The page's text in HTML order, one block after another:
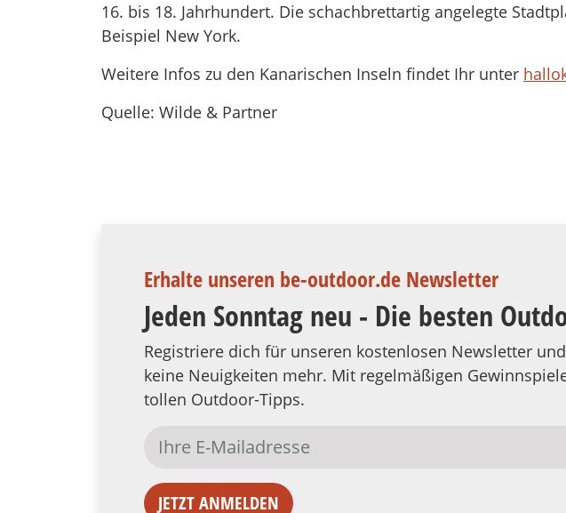
16. bis 18. Jahrhundert. Die schachbrettartig angelegte
Beispiel New York.
Weitere Infos zu den Kanarischen Inseln findet Ihr unter
Quelle: Wilde & Partner
Erhalte unseren be-outdoor.de Newsletter
Jeden Sonntag neu - Die besten
Registriere dich für unseren kostenlosen Newsletter
keine Neuigkeiten mehr. Mit regelmäßigen
tollen Outdoor-Tipps.
JETZT ANMELDEN